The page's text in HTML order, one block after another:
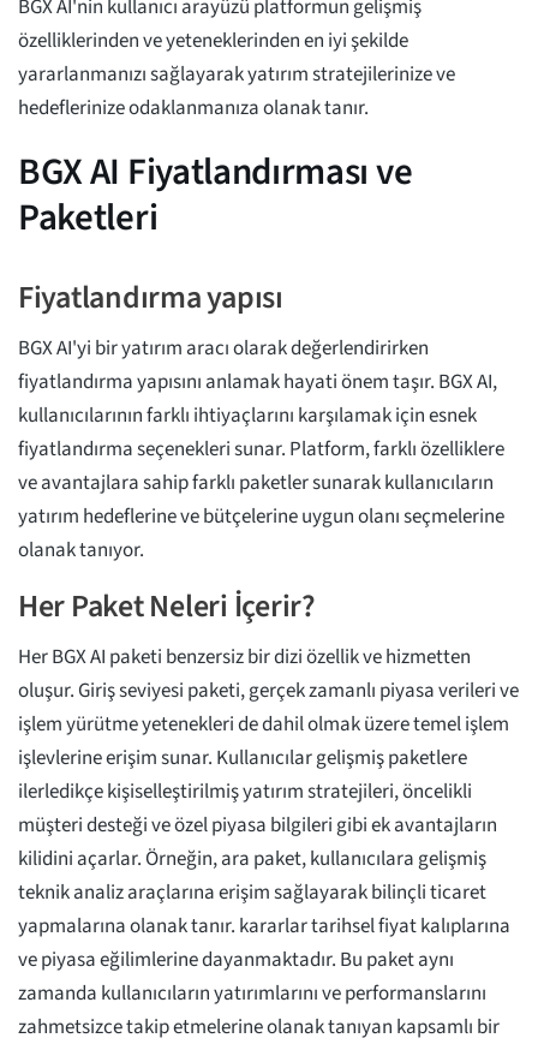
BGX AI'nin kullanıcı arayüzü platformun gelişmiş
özelliklerinden ve yeteneklerinden en iyi şekilde
yararlanmanızı sağlayarak yatırım stratejilerinize ve
hedeflerinize odaklanmanıza olanak tanır.
BGX AI Fiyatlandırması ve
Paketleri
Fiyatlandırma yapısı
BGX AI'yi bir yatırım aracı olarak değerlendirirken
fiyatlandırma yapısını anlamak hayati önem taşır. BGX AI,
kullanıcılarının farklı ihtiyaçlarını karşılamak için esnek
fiyatlandırma seçenekleri sunar. Platform, farklı özelliklere
ve avantajlara sahip farklı paketler sunarak kullanıcıların
yatırım hedeflerine ve bütçelerine uygun olanı seçmelerine
olanak tanıyor.
Her Paket Neleri İçerir?
Her BGX AI paketi benzersiz bir dizi özellik ve hizmetten
oluşur. Giriş seviyesi paketi, gerçek zamanlı piyasa verileri ve
işlem yürütme yetenekleri de dahil olmak üzere temel işlem
işlevlerine erişim sunar. Kullanıcılar gelişmiş paketlere
ilerledikçe kişiselleştirilmiş yatırım stratejileri, öncelikli
müşteri desteği ve özel piyasa bilgileri gibi ek avantajların
kilidini açarlar. Örneğin, ara paket, kullanıcılara gelişmiş
teknik analiz araçlarına erişim sağlayarak bilinçli ticaret
yapmalarına olanak tanır. kararlar tarihsel fiyat kalıplarına
ve piyasa eğilimlerine dayanmaktadır. Bu paket aynı
zamanda kullanıcıların yatırımlarını ve performanslarını
zahmetsizce takip etmelerine olanak tanıyan kapsamlı bir